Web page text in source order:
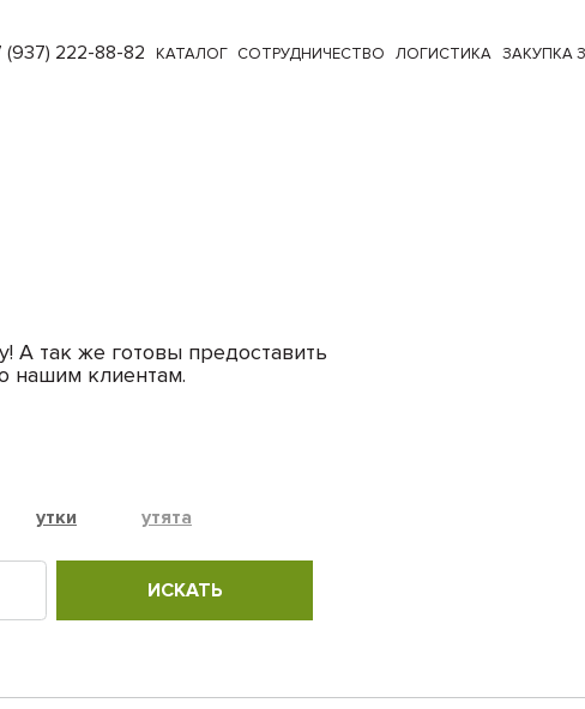
(937) 222-88-82 КАТАЛОГ СОТРУДНИЧЕСТВО ЛОГИСТИКА ЗАКУПКА
А так же готовы предоставить
клиентам.
утки утята